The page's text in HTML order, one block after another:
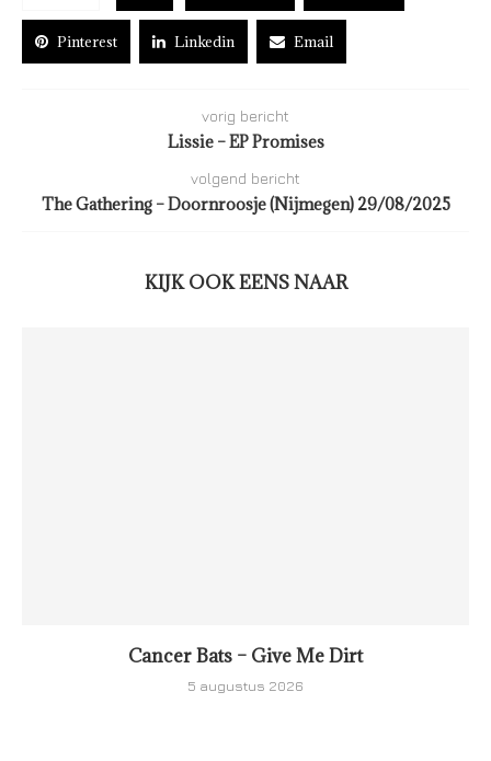
Pinterest Linkedin Email
vorig bericht
Lissie – EP Promises
volgend bericht
The Gathering – Doornroosje (Nijmegen) 29/08/2025
KIJK OOK EENS NAAR
Cancer Bats – Give Me Dirt
5 augustus 2026